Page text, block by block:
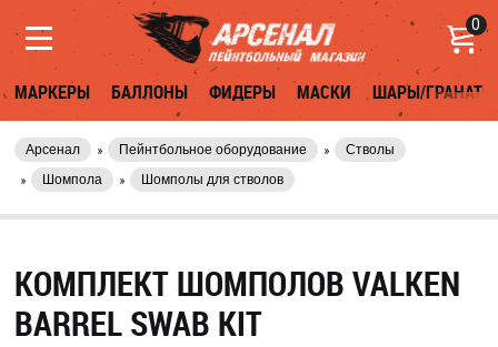
0
МАРКЕРЫ БАЛЛОНЫ ФИДЕРЫ МАСКИ ШАРЫ/ГРАНАТЫ
Арсенал Пейнтбольное оборудование
Стволы
Шомпола
Шомполы для стволов
КОМПЛЕКТ ШОМПОЛОВ VALKEN
BARREL SWAB KIT